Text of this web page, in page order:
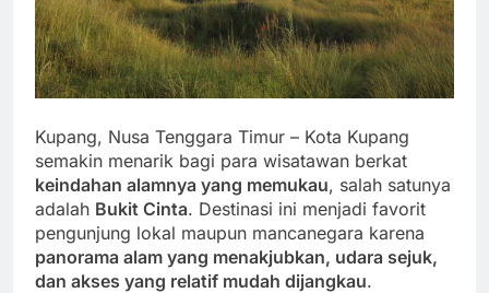
Kupang, Nusa Tenggara Timur – Kota Kupang
semakin menarik bagi para wisatawan berkat
keindahan alamnya yang memukau, salah satunya
adalah Bukit Cinta. Destinasi ini menjadi favorit
pengunjung lokal maupun mancanegara karena
panorama alam yang menakjubkan, udara sejuk,
dan akses yang relatif mudah dijangkau.